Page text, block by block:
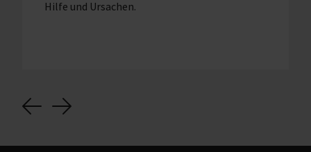
Hilfe und Ursachen.
Previous
Next